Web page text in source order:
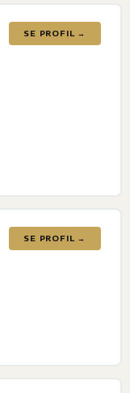
SE PROFIL →
SE PROFIL →